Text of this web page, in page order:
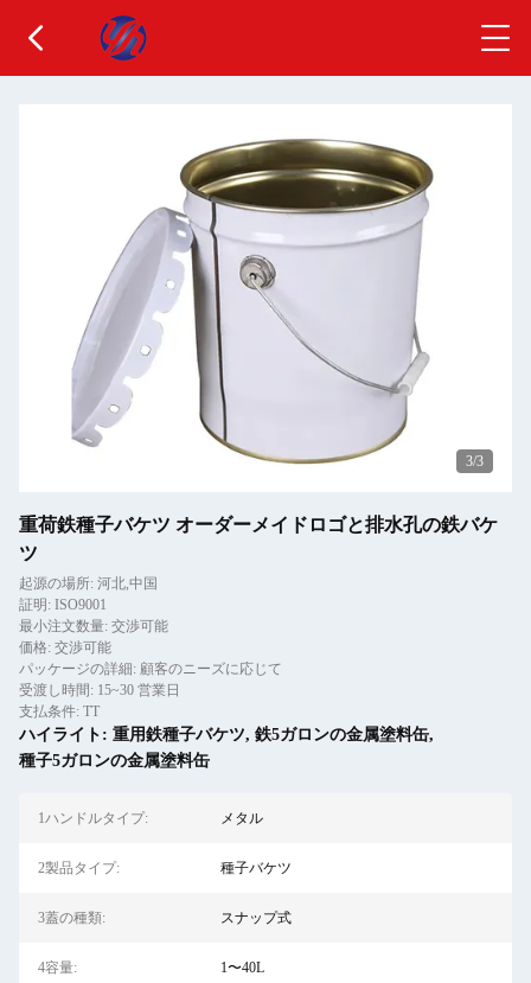
3/3
重荷鉄種子バケツ オーダーメイドロゴと排水孔の鉄バケ
ツ
起源の場所: 河北,中国
証明: ISO9001
最小注文数量: 交渉可能
価格: 交渉可能
パッケージの詳細: 顧客のニーズに応じて
受渡し時間: 15~30 営業日
支払条件: TT
ハイライト: 重用鉄種子バケツ, 鉄5ガロンの金属塗料缶,
種子5ガロンの金属塗料缶
1ハンドルタイプ: メタル
2製品タイプ: 種子バケツ
3蓋の種類: スナップ式
4容量: 1〜40L